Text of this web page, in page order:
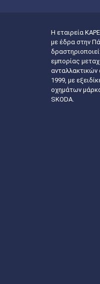
Η εταιρεία
με έδρα στην
εμπορίας
ανταλλακτικών
1999, με
οχημάτων
SKODA.